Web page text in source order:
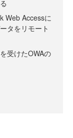
Web Accessに
タをリモート
受けたOWAの